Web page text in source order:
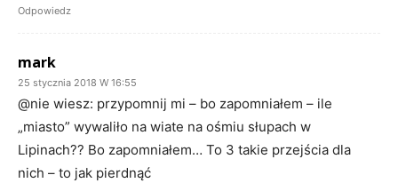
Odpowiedz
mark
25 stycznia 2018 W 16:55
@nie wiesz: przypomnij mi – bo zapomniałem – ile
„miasto” wywaliło na wiate na ośmiu słupach w
Lipinach?? Bo zapomniałem… To 3 takie przejścia dla
nich – to jak pierdnąć